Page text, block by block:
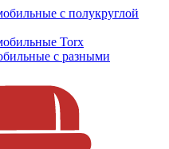
с полукруглой
Torx
с разными